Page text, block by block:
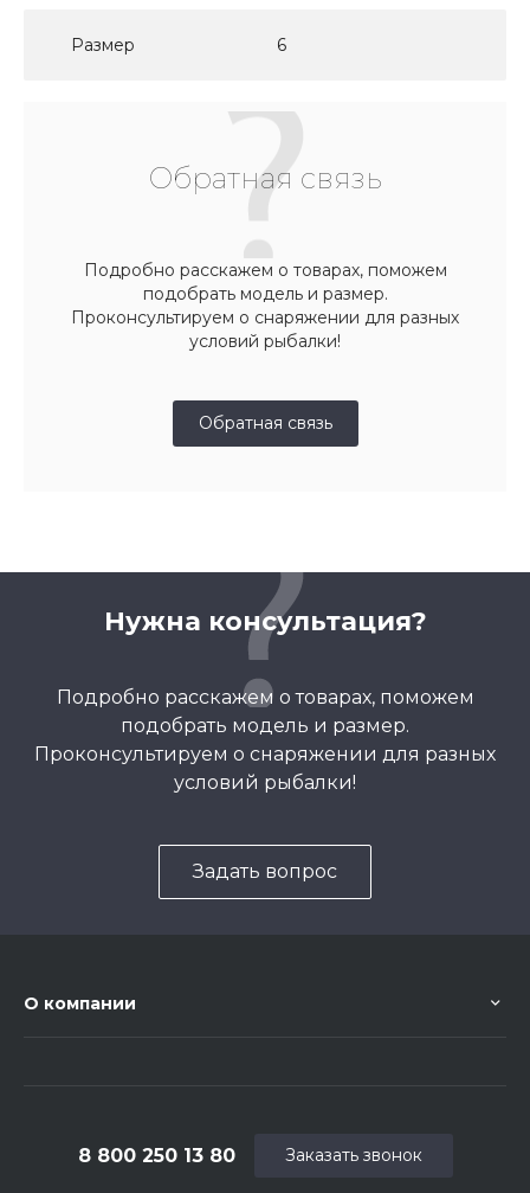
Размер 6
Обратная связь
Подробно расскажем о товарах, поможем
подобрать модель и размер.
Проконсультируем о снаряжении для разных
условий рыбалки!
Обратная связь
Нужна консультация?
Подробно расскажем о товарах, поможем
подобрать модель и размер.
Проконсультируем о снаряжении для разных
условий рыбалки!
Задать вопрос
О компании
8 800 250 13 80 Заказать звонок